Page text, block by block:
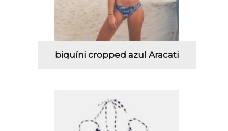
biquíni cropped azul Aracati